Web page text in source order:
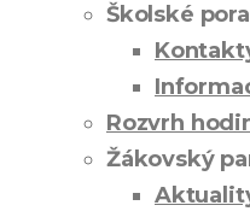
Školské
Rozvrh
Žákovský